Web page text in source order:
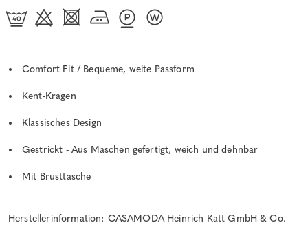
Comfort Fit / Bequeme, weite Passform
Kent-Kragen
Klassisches Design
Gestrickt - Aus Maschen gefertigt, weich und dehnbar
Mit Brusttasche
Herstellerinformation: CASAMODA Heinrich Katt GmbH & Co.